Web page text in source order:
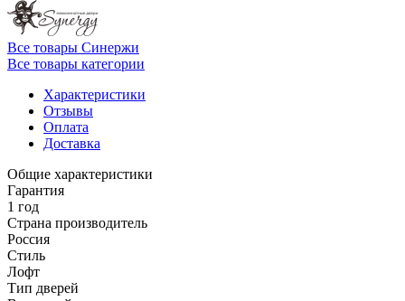
Все товары Синержи
Все товары категории
Характеристики
Отзывы
Оплата
Доставка
Общие характеристики
Гарантия
1 год
Страна производитель
Россия
Стиль
Лофт
Тип дверей